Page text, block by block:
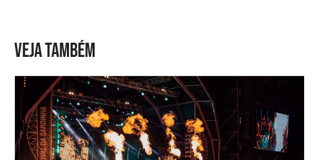
VEJA TAMBÉM